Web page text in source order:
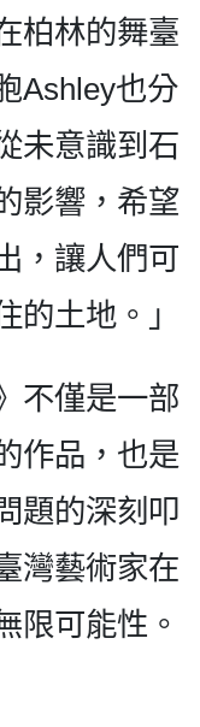
柏林的舞臺
Ashley也分
未意識到石
影響，希望
，讓人們可
的土地。」
不僅是一部
作品，也是
題的深刻叩
灣藝術家在
限可能性。